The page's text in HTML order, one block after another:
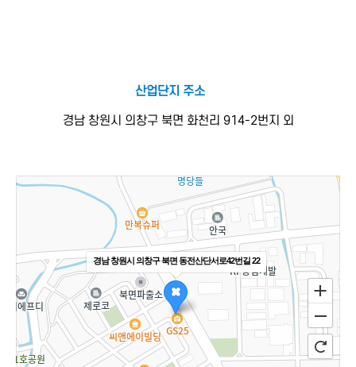
산업단지 주소
경남 창원시 의창구 북면 화천리 914-2번지 외
경남 창원시 의창구 북면 동전산단서로42번길 22